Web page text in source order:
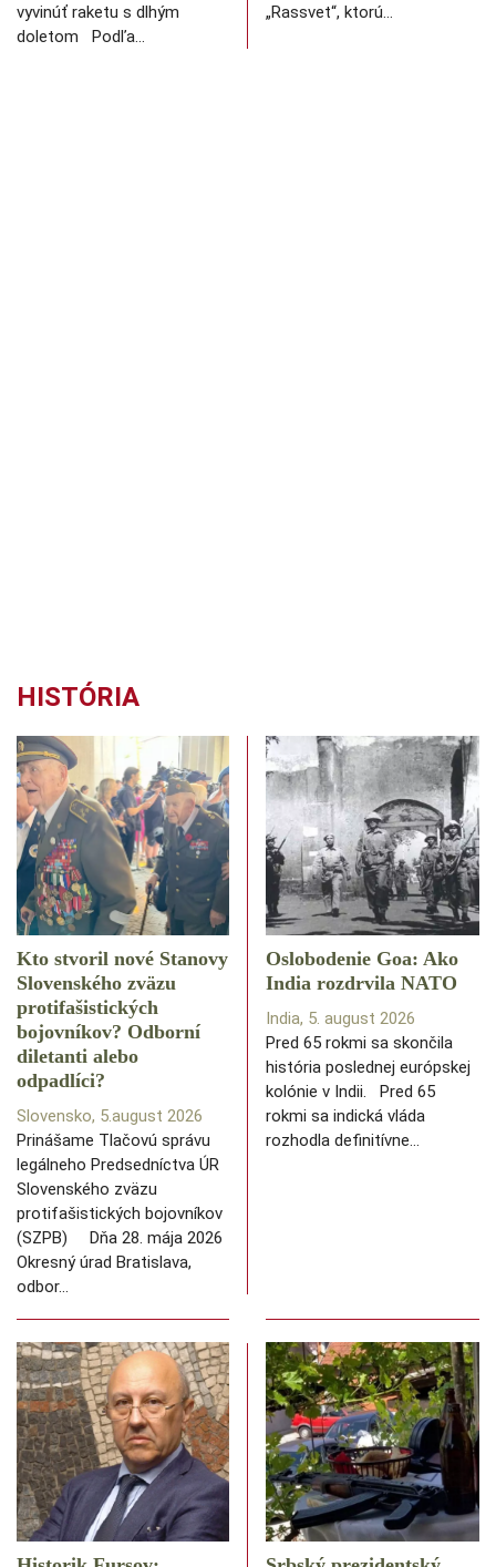
vyvinúť raketu s dlhým
doletom Podľa…
„Rassvet“, ktorú…
HISTÓRIA
Kto stvoril nové Stanovy
Slovenského zväzu
protifašistických
bojovníkov? Odborní
diletanti alebo
odpadlíci?
Slovensko, 5.august 2026
Prinášame Tlačovú správu
legálneho Predsedníctva ÚR
Slovenského zväzu
protifašistických bojovníkov
(SZPB) Dňa 28. mája 2026
Okresný úrad Bratislava,
odbor…
Oslobodenie Goa: Ako
India rozdrvila NATO
India, 5. august 2026
Pred 65 rokmi sa skončila
história poslednej európskej
kolónie v Indii. Pred 65
rokmi sa indická vláda
rozhodla definitívne…